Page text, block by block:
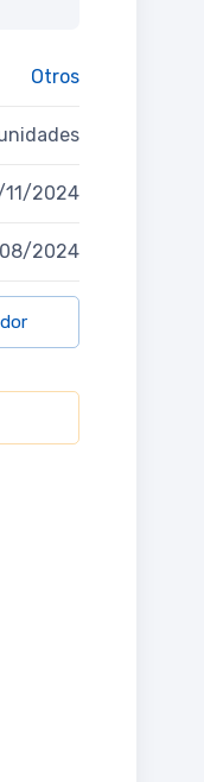
Otros
2024
2024